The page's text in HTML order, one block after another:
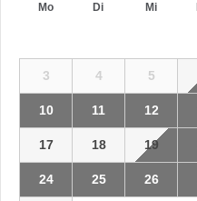
Mo Di Mi
3 4 5
10 11 12
17 18 19
24 25 26